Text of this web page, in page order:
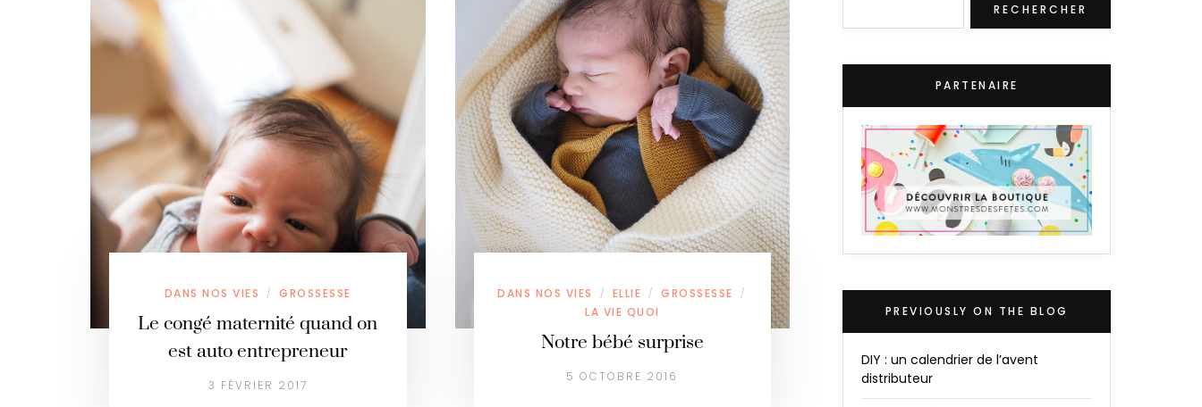
DANS NOS VIES / GROSSESSE
Le congé maternité quand on
est auto entrepreneur
3 FÉVRIER 2017
DANS NOS VIES / ELLIE / GROSSESSE /
LA VIE QUOI
Notre bébé surprise
5 OCTOBRE 2016
RECHERCHER
PARTENAIRE
PREVIOUSLY ON THE BLOG
DIY : un calendrier de l’avent
distributeur